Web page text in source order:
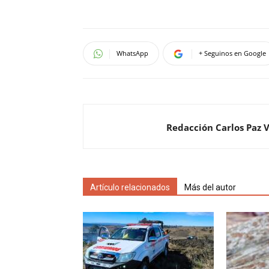
WhatsApp + Seguinos en Google
Redacción Carlos Paz
Artículo relacionados Más del autor